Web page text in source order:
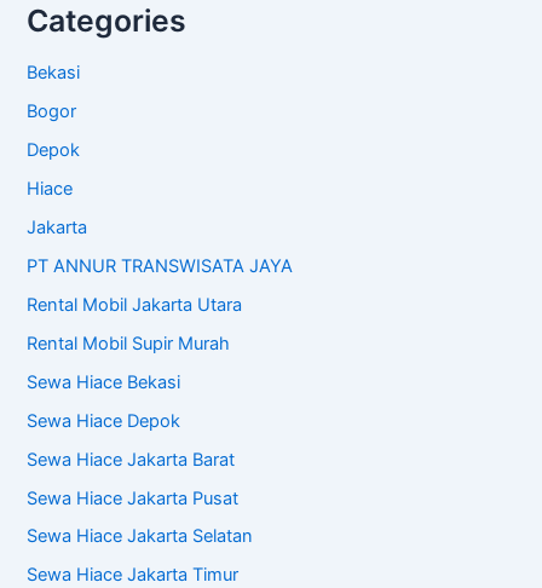
Categories
Bekasi
Bogor
Depok
Hiace
Jakarta
PT ANNUR TRANSWISATA JAYA
Rental Mobil Jakarta Utara
Rental Mobil Supir Murah
Sewa Hiace Bekasi
Sewa Hiace Depok
Sewa Hiace Jakarta Barat
Sewa Hiace Jakarta Pusat
Sewa Hiace Jakarta Selatan
Sewa Hiace Jakarta Timur